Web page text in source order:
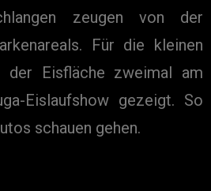
zeugen von der
Für die kleinen
der Eisfläche zweimal am
Eislaufshow gezeigt. So
schauen gehen.